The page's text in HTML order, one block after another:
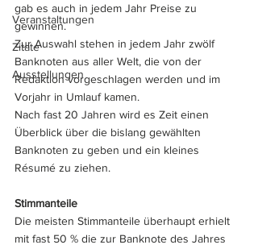
Veranstaltungen
Zitate
Ausstellungen
gab es auch in jedem Jahr Preise zu
gewinnen.
Zur Auswahl stehen in jedem Jahr zwölf
Banknoten aus aller Welt, die von der
Redaktion vorgeschlagen werden und im
Vorjahr in Umlauf kamen.
Nach fast 20 Jahren wird es Zeit einen
Überblick über die bislang gewählten
Banknoten zu geben und ein kleines
Résumé zu ziehen.
Stimmanteile
Die meisten Stimmanteile überhaupt erhielt
mit fast 50 % die zur Banknote des Jahres